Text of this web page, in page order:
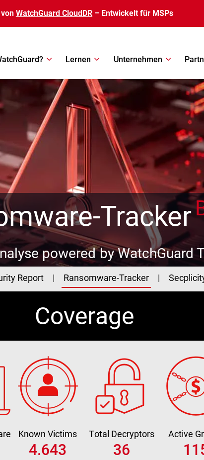
WatchGuard CloudDR – Entwickelt für MSPs
Lernen Unternehmen
Tracker
powered by WatchGuard
Report Ransomware-Tracker
Coverage
Known Victims
4.643
Total Decryptors
36
Active